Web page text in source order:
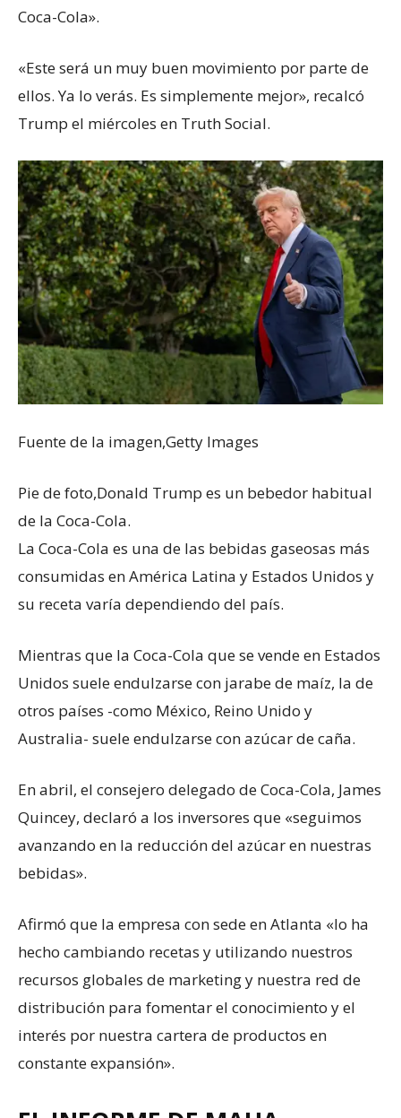
Coca-Cola».
«Este será un muy buen movimiento por parte de
ellos. Ya lo verás. Es simplemente mejor», recalcó
Trump el miércoles en Truth Social.
Fuente de la imagen,Getty Images
Pie de foto,Donald Trump es un bebedor habitual
de la Coca-Cola.
La Coca-Cola es una de las bebidas gaseosas más
consumidas en América Latina y Estados Unidos y
su receta varía dependiendo del país.
Mientras que la Coca-Cola que se vende en Estados
Unidos suele endulzarse con jarabe de maíz, la de
otros países -como México, Reino Unido y
Australia- suele endulzarse con azúcar de caña.
En abril, el consejero delegado de Coca-Cola, James
Quincey, declaró a los inversores que «seguimos
avanzando en la reducción del azúcar en nuestras
bebidas».
Afirmó que la empresa con sede en Atlanta «lo ha
hecho cambiando recetas y utilizando nuestros
recursos globales de marketing y nuestra red de
distribución para fomentar el conocimiento y el
interés por nuestra cartera de productos en
constante expansión».